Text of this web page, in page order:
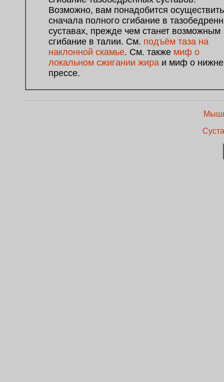
Возможно, вам понадобится осуществить
сначала полного сгибание в
суставах, прежде чем станет возможным
сгибание в талии. См. подъём таза на
наклонной скамье. См. также миф о
локальном сжигании жира и миф о
прессе.